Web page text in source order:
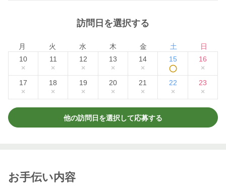
訪問日を選択する
月 火 水 木 金 土
日
10
×
11
×
12
×
13
×
14
×
15
◯
16
×
17
×
18
×
19
×
20
×
21
×
22
×
23
×
他の訪問日を選択して応募する
お手伝い内容